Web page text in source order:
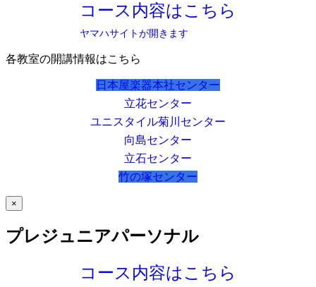
コース内容はこちら
ヤマハサイトが開きます
各教室の開講情報はこちら
日本屋楽器本社センター
立花センター
ユニスタイル菊川センター
向島センター
立石センター
竹の塚センター
×
プレジュニアパーソナル
コース内容はこちら